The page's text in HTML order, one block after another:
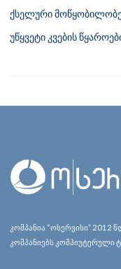
ქსელური
უწყვეტი კვების
კომპანია “ოსერვისი” 2012
კომპანიებს კომპიუტერული